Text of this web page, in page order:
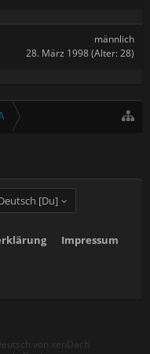
männlich
28. März 1998(Alter: 28)
[Du]
Impressum
von xenDach